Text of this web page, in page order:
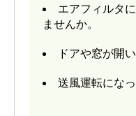
エアフィルタ
ませんか。
ドアや窓が開
送風運転にな